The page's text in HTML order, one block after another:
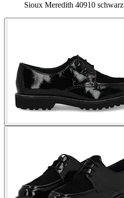
Sioux Meredith 40910 schwarz